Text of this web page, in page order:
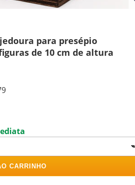
para presépio
de 10 cm de altura
CARRINHO